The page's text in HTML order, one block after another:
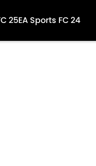
25EA Sports FC 24